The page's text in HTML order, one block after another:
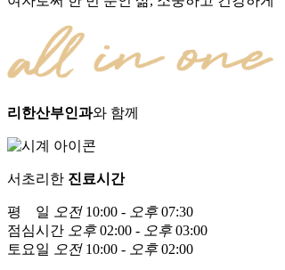
리한산부인과와 함께
서초리한 진료시간
평 일 오전10:00 - 오후07:30
점심시간 오후02:00 - 오후03:00
토요일 오전10:00 - 오후02:00